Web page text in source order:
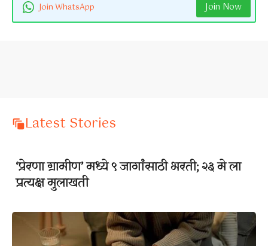
Join WhatsApp Join Now
Latest Stories
‘प्रेरणा ग्रामीण’ मध्ये ९ जागांसाठी भरती; २३ मे ला
प्रत्यक्ष मुलाखती